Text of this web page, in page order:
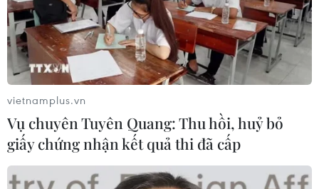
vietnamplus.vn
Vụ chuyên Tuyên Quang: Thu hồi, huỷ bỏ
giấy chứng nhận kết quả thi đã cấp